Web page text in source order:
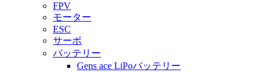
FPV
モーター
ESC
サーボ
バッテリー
Gens ace LiPoバッテリー